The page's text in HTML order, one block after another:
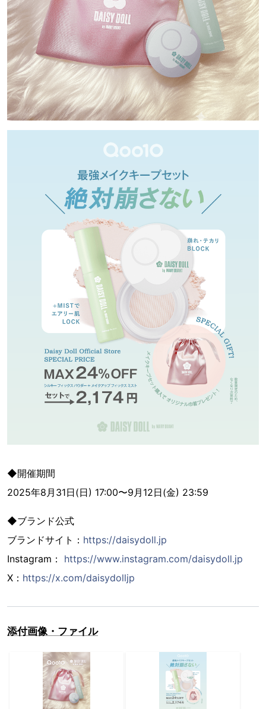
◆開催期間
2025年8月31日(日) 17:00〜9月12日(金) 23:59
◆ブランド公式
ブランドサイト： https://daisydoll.jp
Instagram： https://www.instagram.com/daisydoll.jp
X： https://x.com/daisydolljp
添付画像・ファイル